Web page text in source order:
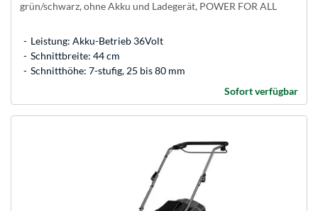
grün/schwarz, ohne Akku und Ladegerät, POWER FOR ALL
Leistung: Akku-Betrieb 36Volt
Schnittbreite: 44 cm
Schnitthöhe: 7-stufig, 25 bis 80 mm
Sofort verfügbar